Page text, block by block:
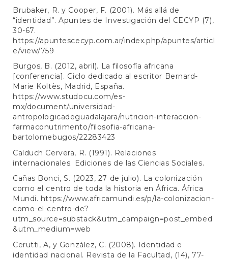
Brubaker, R. y Cooper, F. (2001). Más allá de
“identidad”. Apuntes de Investigación del CECYP (7),
30-67.
https://apuntescecyp.com.ar/index.php/apuntes/articl
e/view/759
Burgos, B. (2012, abril). La filosofía africana
[conferencia]. Ciclo dedicado al escritor Bernard-
Marie Koltès, Madrid, España.
https://www.studocu.com/es-
mx/document/universidad-
antropologicadeguadalajara/nutricion-interaccion-
farmaconutrimento/filosofia-africana-
bartolomebugos/22283423
Calduch Cervera, R. (1991). Relaciones
internacionales. Ediciones de las Ciencias Sociales.
Cañas Bonci, S. (2023, 27 de julio). La colonización
como el centro de toda la historia en África. África
Mundi. https://www.africamundi.es/p/la-colonizacion-
como-el-centro-de?
utm_source=substack&utm_campaign=post_embed
&utm_medium=web
Cerutti, A, y González, C. (2008). Identidad e
identidad nacional. Revista de la Facultad, (14), 77-